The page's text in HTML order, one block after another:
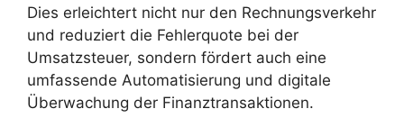
Dies erleichtert nicht nur den Rechnungsverkehr
und reduziert die Fehlerquote bei der
Umsatzsteuer, sondern fördert auch eine
umfassende Automatisierung und digitale
Überwachung der Finanztransaktionen.